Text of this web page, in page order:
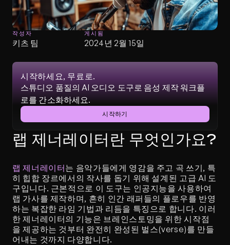
작성자
키츠 팀
게시됨
2024년 2월 15일
랩 제너레이터란 무엇인가요?
랩 제너레이터는 음악가들에게 영감을 주고 곡 쓰기, 특
히 힙합 장르에서의 작사를 돕기 위해 설계된 고급 AI 도
구입니다. 근본적으로 이 도구는 인공지능을 사용하여
랩 가사를 제작하며, 흔히 인간 래퍼들의 플로우를 반영
하는 복잡한 라임 기법과 리듬을 특징으로 합니다. 이러
한 제너레이터의 기능은 브레인스토밍을 위한 시작점
을 제공하는 것부터 완전히 완성된 벌스(verse)를 만들
어내는 것까지 다양합니다.
시작하세요, 무료로.
스튜디오 품질의 AI 오디오 도구로 음성 제작 워크플
로를 간소화하세요.
시작하기